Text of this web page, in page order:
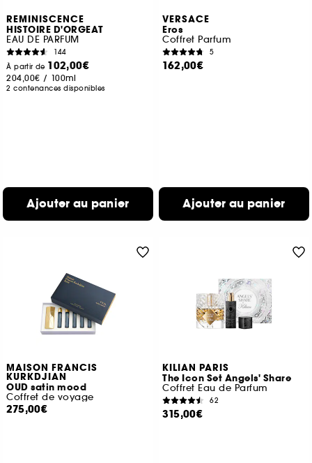
REMINISCENCE
HISTOIRE D'ORGEAT
EAU DE PARFUM
144
À partir de 102,00€
204,00€ / 100ml
2 contenances disponibles
Ajouter au panier
VERSACE
Eros
Coffret Parfum
5
162,00€
Ajouter au panier
MAISON FRANCIS
KURKDJIAN
OUD satin mood
Coffret de voyage
275,00€
KILIAN PARIS
The Icon Set Angels' Share
Coffret Eau de Parfum
62
315,00€